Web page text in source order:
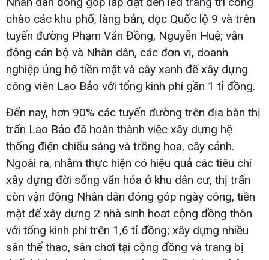
chào các khu phố, làng bản, dọc Quốc lộ 9 và trên
tuyến đường Phạm Văn Đồng, Nguyễn Huệ; vận
động cán bộ và Nhân dân, các đơn vị, doanh
nghiệp ủng hộ tiền mặt và cây xanh để xây dựng
công viên Lao Bảo với tổng kinh phí gần 1 tỉ đồng.
Đến nay, hơn 90% các tuyến đường trên địa bàn thị
trấn Lao Bảo đã hoàn thành việc xây dựng hệ
thống điện chiếu sáng và trồng hoa, cây cảnh.
Ngoài ra, nhằm thực hiện có hiệu quả các tiêu chí
xây dựng đời sống văn hóa ở khu dân cư, thị trấn
còn vận động Nhân dân đóng góp ngày công, tiền
mặt để xây dựng 2 nhà sinh hoạt cộng đồng thôn
với tổng kinh phí trên 1,6 tỉ đồng; xây dựng nhiều
sân thể thao, sân chơi tại cộng đồng và trang bị